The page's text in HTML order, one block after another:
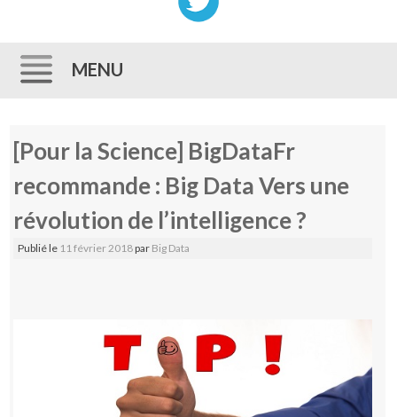
MENU
[Pour la Science] BigDataFr
recommande : Big Data Vers une
révolution de l’intelligence ?
Publié le 11 février 2018par Big Data